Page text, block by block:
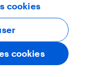
cookies
cookies